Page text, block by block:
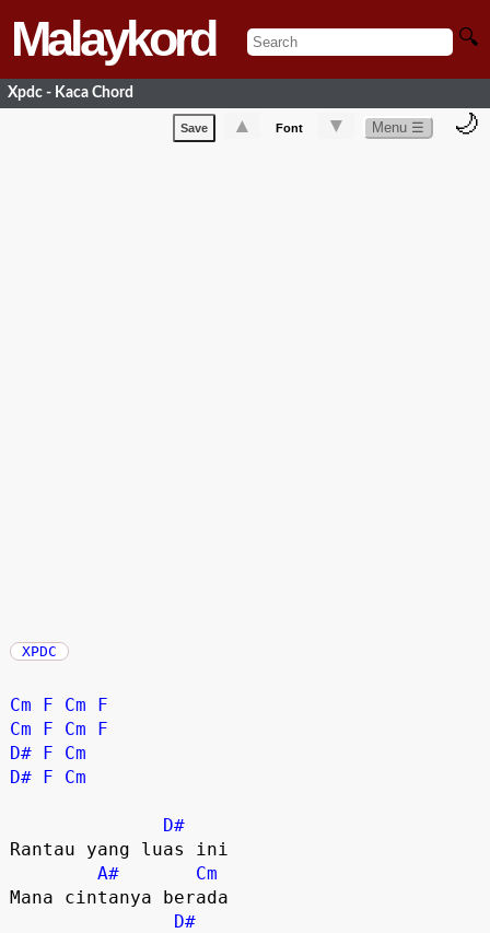
Malaykord 🔍
Xpdc - Kaca Chord
Save ▲ Font ▼ Menu ☰ 🌙
XPDC
Cm F Cm
F
Cm
F Cm
F
D# F
Cm
D# F Cm
D#
Rantau yang luas ini
A#
Cm
Mana cintanya berada
D#